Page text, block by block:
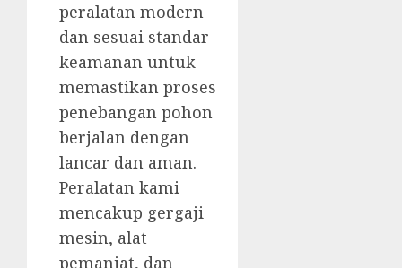
peralatan modern
dan sesuai standar
keamanan untuk
memastikan proses
penebangan pohon
berjalan dengan
lancar dan aman.
Peralatan kami
mencakup gergaji
mesin, alat
pemanjat, dan